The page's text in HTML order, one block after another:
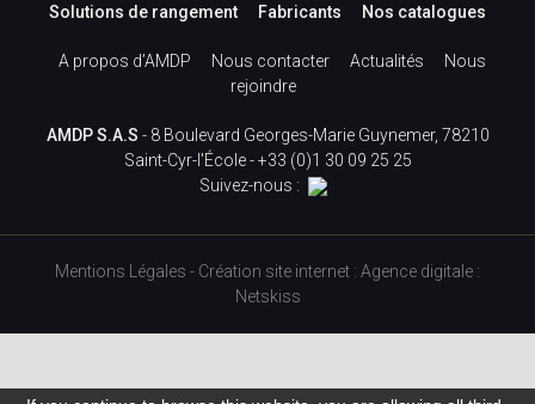
Solutions de rangement
Fabricants Nos catalogues
A propos d’AMDP Nous contacter Actualités
Nous
rejoindre
AMDP S.A.S - 8 Boulevard Georges-Marie Guynemer, 78210
Saint-Cyr-l'École -+33 (0)1 30 09 25 25
Suivez-nous :
Mentions Légales - Création site internet : Agence digitale :
Netskiss